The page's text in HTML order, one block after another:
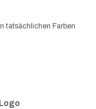
tatsächlichen Farben